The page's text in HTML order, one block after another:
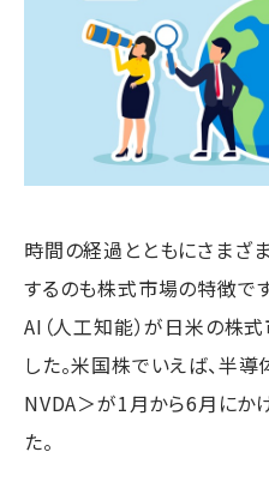
時間の経過とともにさまざ
するのも株式市場の特徴で
AI（人工知能）が日米の株
した。米国株でいえば、半
NVDA＞が1月から6月にか
た。